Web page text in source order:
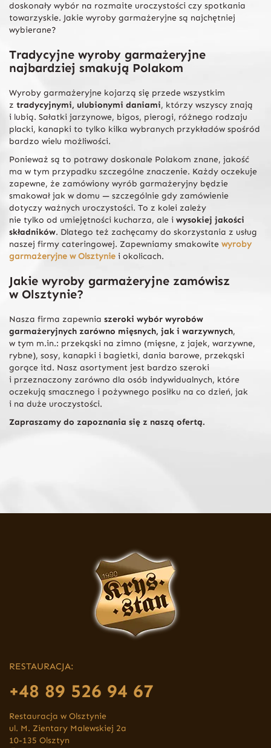
doskonały wybór na rozmaite uroczystości czy spotkania
towarzyskie. Jakie wyroby garmażeryjne są najchętniej
wybierane?
Tradycyjne wyroby garmażeryjne
najbardziej smakują Polakom
Wyroby garmażeryjne kojarzą się przede wszystkim
z tradycyjnymi, ulubionymi daniami, którzy wszyscy znają
i lubią. Sałatki jarzynowe, bigos, pierogi, różnego rodzaju
placki, kanapki to tylko kilka wybranych przykładów spośród
bardzo wielu możliwości.
Ponieważ są to potrawy doskonale Polakom znane, jakość
ma w tym przypadku szczególne znaczenie. Każdy oczekuje
zapewne, że zamówiony wyrób garmażeryjny będzie
smakował jak w domu — szczególnie gdy zamówienie
dotyczy ważnych uroczystości. To z kolei zależy
nie tylko od umiejętności kucharza, ale i wysokiej jakości
składników. Dlatego też zachęcamy do skorzystania z usług
naszej firmy cateringowej. Zapewniamy smakowite wyroby
garmażeryjne w Olsztynie i okolicach.
Jakie wyroby garmażeryjne zamówisz
w Olsztynie?
Nasza firma zapewnia szeroki wybór wyrobów
garmażeryjnych zarówno mięsnych, jak i warzywnych,
w tym m.in.: przekąski na zimno (mięsne, z jajek, warzywne,
rybne), sosy, kanapki i bagietki, dania barowe, przekąski
gorące itd. Nasz asortyment jest bardzo szeroki
i przeznaczony zarówno dla osób indywidualnych, które
oczekują smacznego i pożywnego posiłku na co dzień, jak
i na duże uroczystości.
Zapraszamy do zapoznania się z naszą ofertą.
RESTAURACJA:
+48 89 526 94 67
Restauracja w Olsztynie
ul. M. Zientary Malewskiej 2a
10-135 Olsztyn